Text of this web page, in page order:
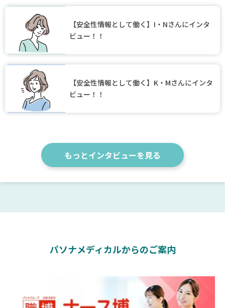
【安全性情報として働く】I・Nさんにインタ
ビュー！！
【安全性情報として働く】K・Mさんにインタ
ビュー！！
もっとインタビューを見る
パソナメディカルからのご案内